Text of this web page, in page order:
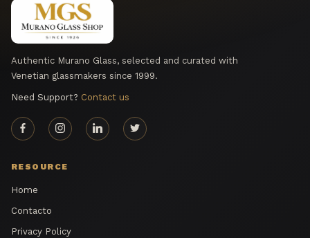
Authentic Murano Glass, selected and curated with
Venetian glassmakers since 1999.
Need Support? Contact us
RESOURCE
Home
Contacto
Privacy Policy